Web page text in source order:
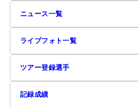
ニュース一覧
ライブフォト一覧
ツアー登録選手
記録成績